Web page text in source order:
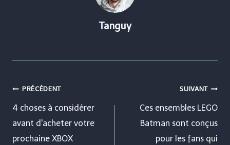
Tanguy
Navigation
de
l’article
PRÉCÉDENT
4 choses à considérer
avant d'acheter votre
prochaine XBOX
SUIVANT
Ces ensembles LEGO
Batman sont conçus
pour les fans qui